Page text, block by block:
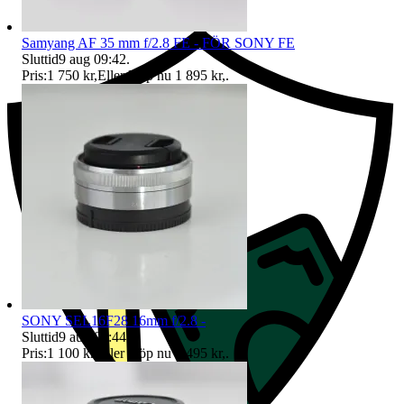
Samyang AF 35 mm f/2.8 FE - FÖR SONY FE
Sluttid9 aug 09:42.
Pris:1 750 kr,Eller Köp nu 1 895 kr,.
SONY SEL16F28 16mm f/2.8 -
Sluttid9 aug 09:44.
Pris:1 100 kr Eller Köp nu 1 495 kr,.